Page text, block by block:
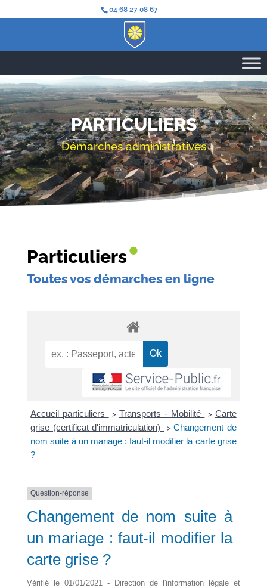
04 68 27 08 67
PARTICULIERS
Démarches administratives
Particuliers•
Toutes vos démarches en ligne
Accueil particuliers > Transports - Mobilité > Carte
grise (certificat d'immatriculation)
> Changement de
nom suite à un mariage : faut-il modifier la carte grise
?
Question-réponse
Changement de nom suite à
un mariage : faut-il modifier la
carte grise ?
Vérifié le 01/01/2021 - Direction de l'information légale et